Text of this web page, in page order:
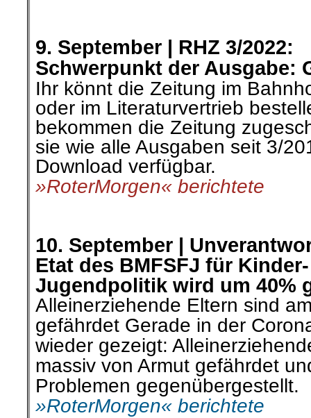
9. September | RHZ 3/2022:
Schwerpunkt der Ausgabe:
Ihr könnt die Zeitung im
oder im Literaturvertrieb
bekommen die Zeitung
sie wie alle Ausgaben seit 3/
Download verfügbar.
»RoterMorgen« berichtete
10. September |
Etat des BMFSFJ für
Jugendpolitik wird um 40%
Alleinerziehende Eltern sind
gefährdet Gerade in der
wieder gezeigt:
massiv von Armut gefährdet
Problemen gegenübergestellt.
»RoterMorgen« berichtete